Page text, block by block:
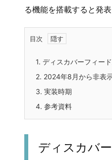
る機能を搭載すると発
目次
1. ディスカバーフィー
2. 2024年8月から非表
3. 実装時期
4. 参考資料
ディスカバ